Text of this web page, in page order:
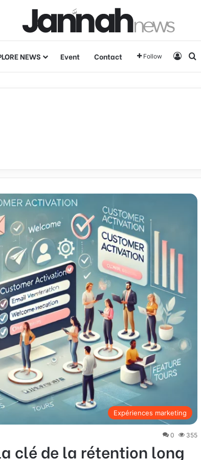
NEWS Event Contact Follow Log In
Expériences marketing
0 355
clé de la rétention long